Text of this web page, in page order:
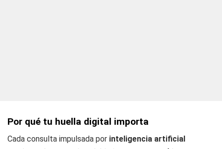
Por qué tu huella digital importa
Cada consulta impulsada por inteligencia artificial